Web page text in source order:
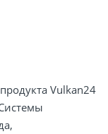
Vulkan24